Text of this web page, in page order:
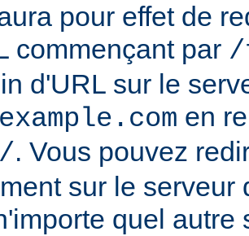
pour effet de
commençant par /
d'URL sur le
en
. Vous pouvez
sur le serveur
quel autre